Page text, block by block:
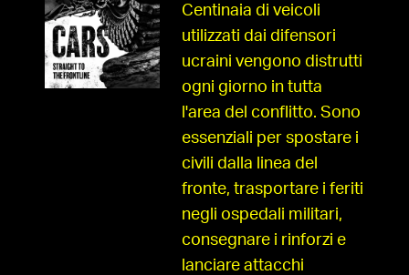
Centinaia di veicoli
utilizzati dai difensori
ucraini vengono distrutti
ogni giorno in tutta
l'area del conflitto. Sono
essenziali per spostare i
civili dalla linea del
fronte, trasportare i feriti
negli ospedali militari,
consegnare i rinforzi e
lanciare attacchi